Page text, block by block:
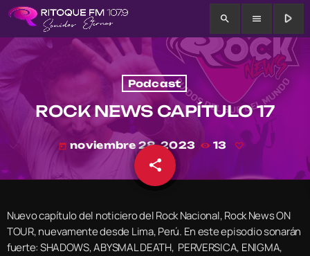
search menu play_arrow
Podcast
ROCK NEWS CAPÍTULO 17
today noviembre 28, 2023 13
share
email
Nuevo capítulo del noticiero del Rock Nacional, Rock News ON
TOUR, nuevamente desde Lima, Perú. En este episodio sonarán
fuerte: SHADOWS, ABYSMAL DEATH, PERVERSICA, ENIGMA,